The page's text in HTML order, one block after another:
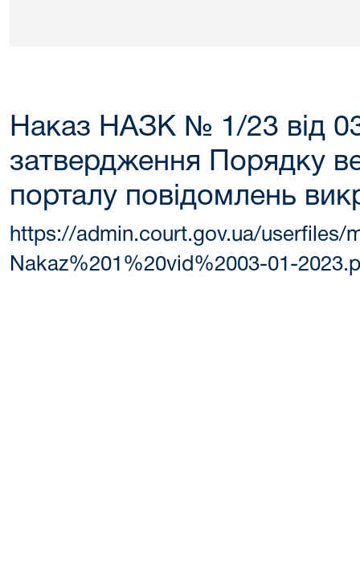
Наказ НАЗК № 1/23 від
затвердження Порядку
порталу повідомлень
https://admin.court.gov.ua/userfiles/
Nakaz%201%20vid%2003-01-